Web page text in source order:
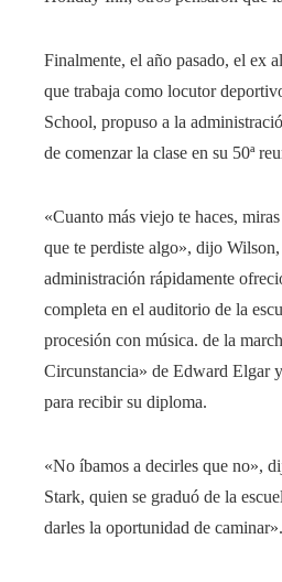
Finalmente, el año pasado, el ex
que trabaja como locutor
School, propuso a la
de comenzar la clase en su 50ª
«Cuanto más viejo te haces,
que te perdiste algo», dijo
administración rápidamente
completa en el auditorio de la
procesión con música. de la
Circunstancia» de Edward Elgar
para recibir su diploma.
«No íbamos a decirles que no»,
Stark, quien se graduó de la
darles la oportunidad de caminar».